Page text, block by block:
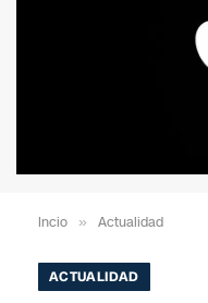
Incio » Actualidad
ACTUALIDAD